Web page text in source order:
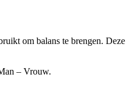
om balans te brengen. Deze
– Vrouw.